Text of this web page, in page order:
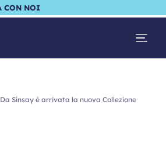
CON NOI
Da Sinsay è arrivata la nuova Collezione